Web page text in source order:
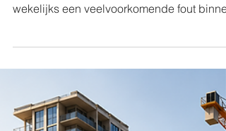
Dit is het eerste artikel in onze serie
"Bouwlogistieke verbeterpunten", waarin we
vinger te wijzen, maar om te laten zien waar
in de praktijk kansen liggen voor een
efficiëntere, duurzamere en beter
beheersbare bouwketen. Een drukke